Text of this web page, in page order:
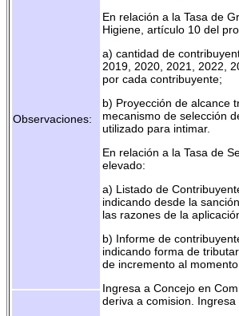
Observaciones:
En relación a la Tasa de
Higiene, artículo 10 del
a) cantidad de
2019, 2020, 2021, 2022,
por cada contribuyente;
b) Proyección de alcance
mecanismo de selección
utilizado para intimar.
En relación a la Tasa de
elevado:
a) Listado de
indicando desde la
las razones de la
b) Informe de
indicando forma de
de incremento al
Ingresa a Concejo en
deriva a comision.